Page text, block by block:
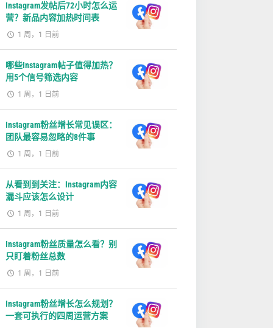
Instagram发帖后72小时怎么运
营？新品内容加热时间表
1 周，1 日前
哪些Instagram帖子值得加热？
用5个信号筛选内容
1 周，1 日前
Instagram粉丝增长常见误区：
团队最容易忽略的8件事
1 周，1 日前
从看到到关注：Instagram内容
漏斗应该怎么设计
1 周，1 日前
Instagram粉丝质量怎么看？别
只盯着粉丝总数
1 周，1 日前
Instagram粉丝增长怎么规划？
一套可执行的四周运营方案